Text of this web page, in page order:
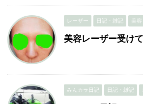
レーザー 日記・雑記 美容
美容レーザー受け
みんカラ日記 日記・雑記